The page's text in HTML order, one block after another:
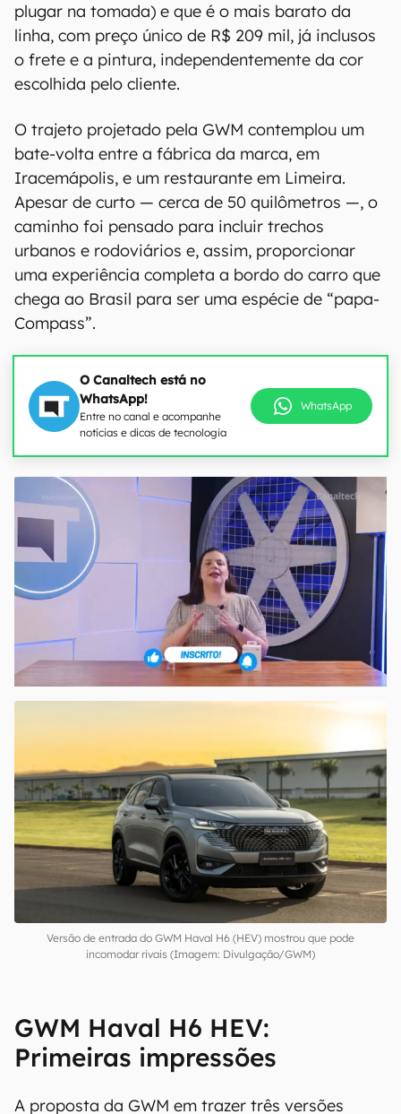
plugar na tomada) e que é o mais barato da
linha, com preço único de R$ 209 mil, já inclusos
o frete e a pintura, independentemente da cor
escolhida pelo cliente.
O trajeto projetado pela GWM contemplou um
bate-volta entre a fábrica da marca, em
Iracemápolis, e um restaurante em Limeira.
Apesar de curto — cerca de 50 quilômetros —, o
caminho foi pensado para incluir trechos
urbanos e rodoviários e, assim, proporcionar
uma experiência completa a bordo do carro que
chega ao Brasil para ser uma espécie de “papa-
Compass”.
O Canaltech está no
WhatsApp!
Entre no canal e acompanhe
notícias e dicas de tecnologia
WhatsApp
Versão de entrada do GWM Haval H6 (HEV) mostrou que pode
incomodar rivais (Imagem: Divulgação/GWM)
GWM Haval H6 HEV:
Primeiras impressões
A proposta da GWM em trazer três versões